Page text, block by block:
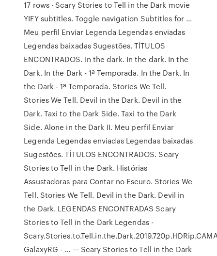
17 rows · Scary Stories to Tell in the Dark movie
YIFY subtitles. Toggle navigation Subtitles for …
Meu perfil Enviar Legenda Legendas enviadas
Legendas baixadas Sugestões. TÍTULOS
ENCONTRADOS. In the dark. In the dark. In the
Dark. In the Dark - 1ª Temporada. In the Dark. In
the Dark - 1ª Temporada. Stories We Tell.
Stories We Tell. Devil in the Dark. Devil in the
Dark. Taxi to the Dark Side. Taxi to the Dark
Side. Alone in the Dark II. Meu perfil Enviar
Legenda Legendas enviadas Legendas baixadas
Sugestões. TÍTULOS ENCONTRADOS. Scary
Stories to Tell in the Dark. Histórias
Assustadoras para Contar no Escuro. Stories We
Tell. Stories We Tell. Devil in the Dark. Devil in
the Dark. LEGENDAS ENCONTRADAS Scary
Stories to Tell in the Dark Legendas -
GalaxyRG - … — Scary Stories to Tell in the Dark